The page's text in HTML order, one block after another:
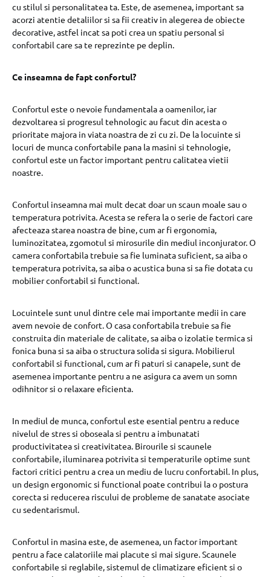
cu stilul si personalitatea ta. Este, de asemenea, important sa
acorzi atentie detaliilor si sa fii creativ in alegerea de obiecte
decorative, astfel incat sa poti crea un spatiu personal si
confortabil care sa te reprezinte pe deplin.
Ce inseamna de fapt confortul?
Confortul este o nevoie fundamentala a oamenilor, iar
dezvoltarea si progresul tehnologic au facut din acesta o
prioritate majora in viata noastra de zi cu zi. De la locuinte si
locuri de munca confortabile pana la masini si tehnologie,
confortul este un factor important pentru calitatea vietii
noastre.
Confortul inseamna mai mult decat doar un scaun moale sau o
temperatura potrivita. Acesta se refera la o serie de factori care
afecteaza starea noastra de bine, cum ar fi ergonomia,
luminozitatea, zgomotul si mirosurile din mediul inconjurator. O
camera confortabila trebuie sa fie luminata suficient, sa aiba o
temperatura potrivita, sa aiba o acustica buna si sa fie dotata cu
mobilier confortabil si functional.
Locuintele sunt unul dintre cele mai importante medii in care
avem nevoie de confort. O casa confortabila trebuie sa fie
construita din materiale de calitate, sa aiba o izolatie termica si
fonica buna si sa aiba o structura solida si sigura. Mobilierul
confortabil si functional, cum ar fi paturi si canapele, sunt de
asemenea importante pentru a ne asigura ca avem un somn
odihnitor si o relaxare eficienta.
In mediul de munca, confortul este esential pentru a reduce
nivelul de stres si oboseala si pentru a imbunatati
productivitatea si creativitatea. Birourile si scaunele
confortabile, iluminarea potrivita si temperaturile optime sunt
factori critici pentru a crea un mediu de lucru confortabil. In plus,
un design ergonomic si functional poate contribui la o postura
corecta si reducerea riscului de probleme de sanatate asociate
cu sedentarismul.
Confortul in masina este, de asemenea, un factor important
pentru a face calatoriile mai placute si mai sigure. Scaunele
confortabile si reglabile, sistemul de climatizare eficient si o